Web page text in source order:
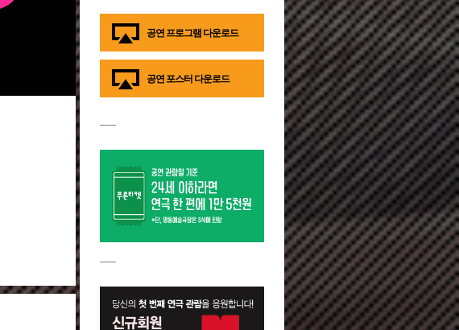
공연 프로그램 다운로드
공연 포스터 다운로드